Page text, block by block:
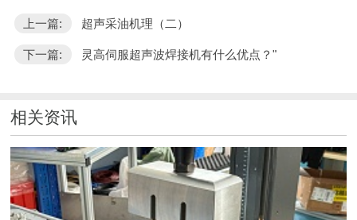
上一篇: 超声采油机理（二）
下一篇: 灵高伺服超声波焊接机有什么优点？"
相关资讯